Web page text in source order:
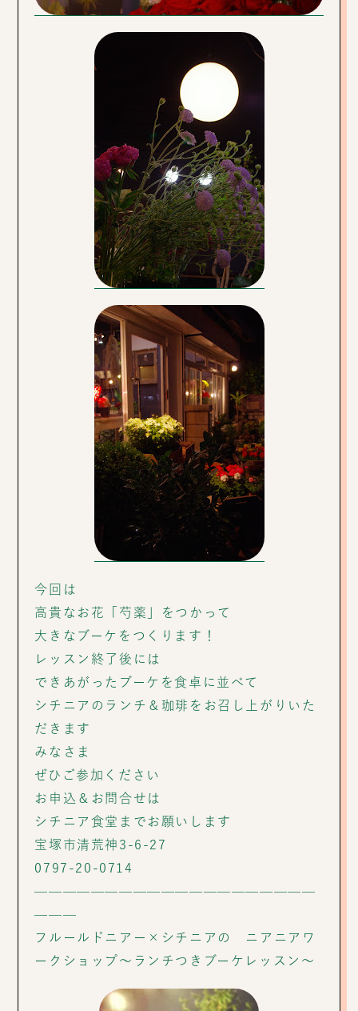
今回は
高貴なお花「芍薬」をつかって
大きなブーケをつくります！
レッスン終了後には
できあがったブーケを食卓に並べて
シチニアのランチ＆珈琲をお召し上がりいた
だきます
みなさま
ぜひご参加ください
お申込＆お問合せは
シチニア食堂までお願いします
宝塚市清荒神3-6-27
0797-20-0714
————————————————————
———
フルールドニアー×シチニアの ニアニアワ
ークショップ～ランチつきブーケレッスン～